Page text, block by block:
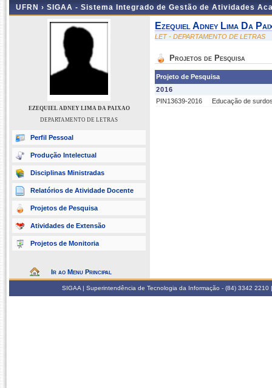
UFRN › SIGAA - Sistema Integrado de Gestão de Atividades
EZEQUIEL ADNEY LIMA DA PAIXAO
DEPARTAMENTO DE LETRAS
Perfil Pessoal
Produção Intelectual
Disciplinas Ministradas
Relatórios de Atividade Docente
Projetos de Pesquisa
Atividades de Extensão
Projetos de Monitoria
Ir ao Menu Principal
Ezequiel Adney Lima Da
LET - DEPARTAMENTO DE LETRAS
Projetos de Pesquisa
Projeto de Pesquisa
2016
PIN13639-2016
Educação de
SIGAA | Superintendência de Tecnologia da Informação - (84) 3342